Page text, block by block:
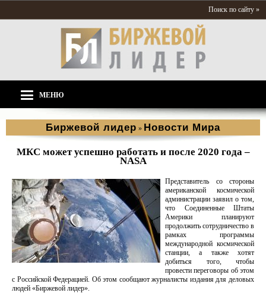
Поиск по сайту »
МЕНЮ
Биржевой лидер » Новости Мира
МКС может успешно работать и после 2020 года –
NASA
Представитель со стороны
американской космической
администрации заявил о том,
что Соединенные Штаты
Америки планируют
продолжить сотрудничество в
рамках программы
международной космической
станции, а также хотят
добиться того, чтобы
провести переговоры об этом
с Российской Федерацией. Об этом сообщают журналисты издания для деловых
людей «Биржевой лидер».